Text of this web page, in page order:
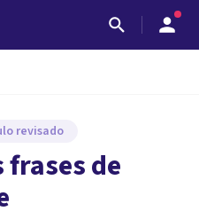
revisado
frases de